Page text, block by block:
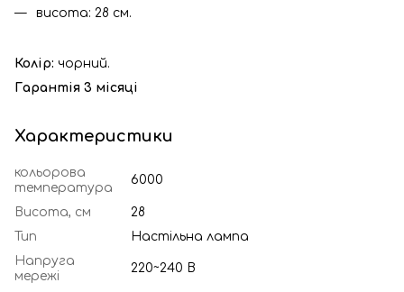
висота: 28 см.
Колір: чорний.
Гарантія 3 місяці
Характеристики
кольорова
температура
6000
Висота, см
28
Тип
Настільна лампа
Напруга
мережі
220~240 В